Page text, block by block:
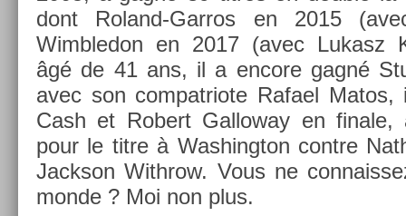
dont Roland-Garros en 2015
Wimbledon en 2017 (avec Lukasz
âgé de 41 ans, il a en­core gagné
avec son com­pat­riote Rafael
Cash et Robert Gal­loway en fin­ale,
pour le titre à Was­hington con­tre
Jackson With­row. Vous ne
monde ? Moi non plus.